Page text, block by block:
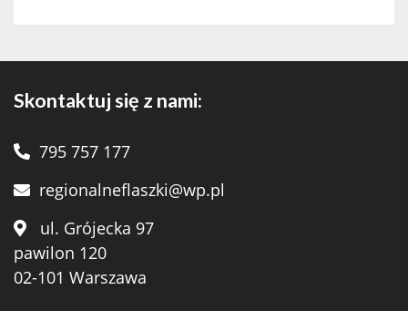
Skontaktuj się z nami:
795 757 177
regionalneflaszki@wp.pl
ul. Grójecka 97
pawilon 120
02-101 Warszawa